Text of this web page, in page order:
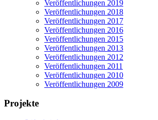
Veröffentlichungen 2019
Veröffentlichungen 2018
Veröffentlichungen 2017
Veröffentlichungen 2016
Veröffentlichungen 2015
Veröffentlichungen 2013
Veröffentlichungen 2012
Veröffentlichungen 2011
Veröffentlichungen 2010
Veröffentlichungen 2009
Projekte